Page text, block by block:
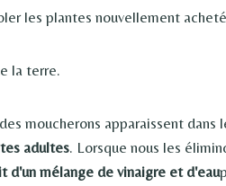
les plantes nouvellement
la terre.
moucherons apparaissent
adultes. Lorsque nous les
d'un mélange de vinaigre et d'eau